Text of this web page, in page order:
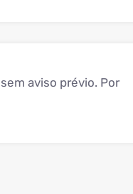
aviso prévio. Por